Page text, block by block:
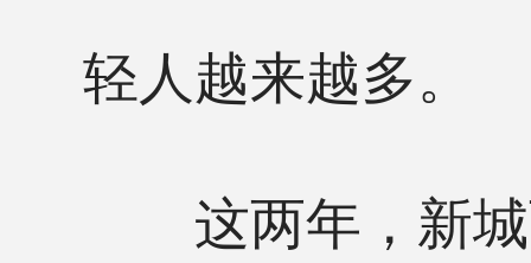
轻人越来越多。
这两年，新城